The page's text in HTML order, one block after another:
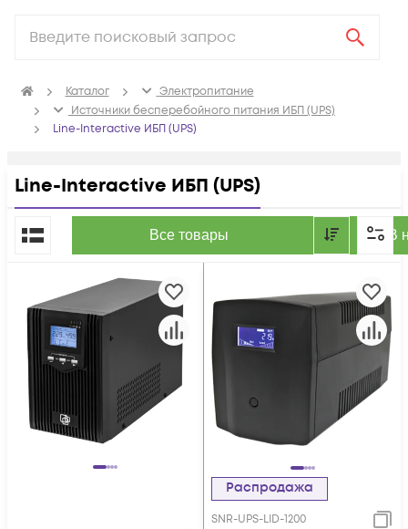
Каталог
Электропитание
Источники бесперебойного питания ИБП (UPS)
Line-Interactive ИБП (UPS)
Line-Interactive ИБП (UPS)
Все товары В
По популярности
Распродажа
SNR-UPS-LID-1200